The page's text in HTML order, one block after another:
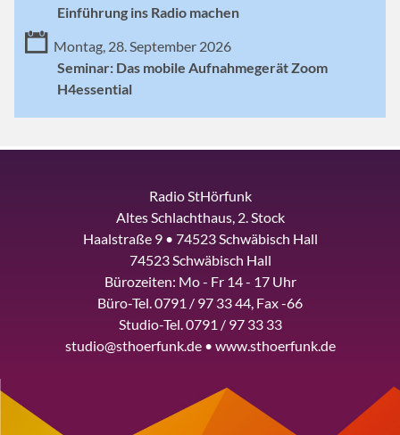
Einführung ins Radio machen
Montag, 28. September 2026
Seminar: Das mobile Aufnahmegerät Zoom
H4essential
Radio StHörfunk
Altes Schlachthaus, 2. Stock
Haalstraße 9 • 74523 Schwäbisch Hall
74523 Schwäbisch Hall
Bürozeiten: Mo - Fr 14 - 17 Uhr
Büro-Tel. 0791 / 97 33 44, Fax -66
Studio-Tel. 0791 / 97 33 33
studio@sthoerfunk.de • www.sthoerfunk.de